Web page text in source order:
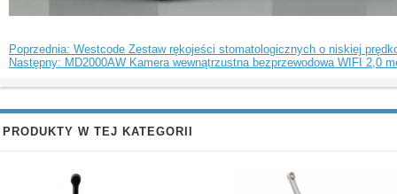
Poprzednia: Westcode Zestaw rękojeści stomatologicznych o niskiej
Następny: MD2000AW Kamera wewnątrzustna bezprzewodowa WIFI 2,0
PRODUKTY W TEJ KATEGORII